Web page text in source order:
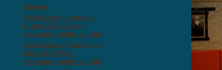
Horaires
Article Ouest France du
20 juin 2018 Quatre
nouveaux gradés au club
Article Ouest France du 4
juillet 2017 Neuf
nouveaux gradés au club